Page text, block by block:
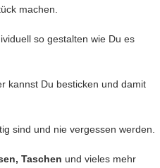
machen.
so gestalten wie Du es
kannst Du besticken und damit
sind und nie vergessen werden.
Taschen und vieles mehr